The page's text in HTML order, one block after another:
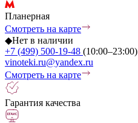
Планерная
Смотреть на карте
◆Нет в наличии
+7 (499) 500-19-48 (10:00–23:00)
vinoteki.ru@yandex.ru
Смотреть на карте
Гарантия качества